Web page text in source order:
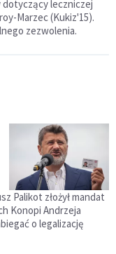
leczniczej
Marzec (Kukiz'15).
zezwolenia.
Palikot złożył mandat
Konopi Andrzeja
o legalizację